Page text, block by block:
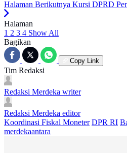
Halaman Berikutnya Kursi DPRD
Halaman
1 2 3 4 Show All
Bagikan
Copy Link
Tim Redaksi
Redaksi Merdeka writer
Redaksi Merdeka editor
Koordinasi Fiskal Moneter DPR RI
merdekaantara